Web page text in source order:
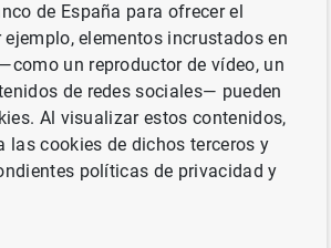
COOP HIMMELB(L)AU...
Siguiente
financiero consolida...
de España para ofrecer el
ejemplo, elementos incrustados en
un reproductor de vídeo, un
de redes sociales— pueden
Al visualizar estos contenidos,
las cookies de dichos terceros y
políticas de privacidad y